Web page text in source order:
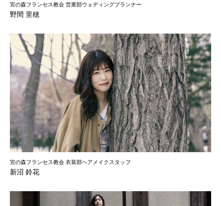
宮の森フランセス教会 営業部ウェディングプランナー
野間 里穂
宮の森フランセス教会 衣装部ヘアメイクスタッフ
新沼 鈴花